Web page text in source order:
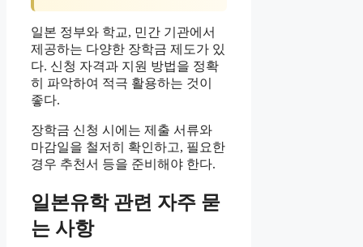
일본 정부와 학교, 민간 기관에서
제공하는 다양한 장학금 제도가 있
다. 신청 자격과 지원 방법을 정확
히 파악하여 적극 활용하는 것이
좋다.
장학금 신청 시에는 제출 서류와
마감일을 철저히 확인하고, 필요한
경우 추천서 등을 준비해야 한다.
일본유학 관련 자주 묻
는 사항